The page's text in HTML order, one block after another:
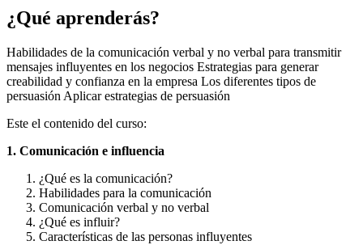
¿Qué aprenderás?
Habilidades de la comunicación verbal y no verbal para transmitir
mensajes influyentes en los negocios Estrategias para generar
creabilidad y confianza en la empresa Los diferentes tipos de
persuasión Aplicar estrategias de persuasión
Este el contenido del curso:
1. Comunicación e influencia
¿Qué es la comunicación?
Habilidades para la comunicación
Comunicación verbal y no verbal
¿Qué es influir?
Características de las personas influyentes